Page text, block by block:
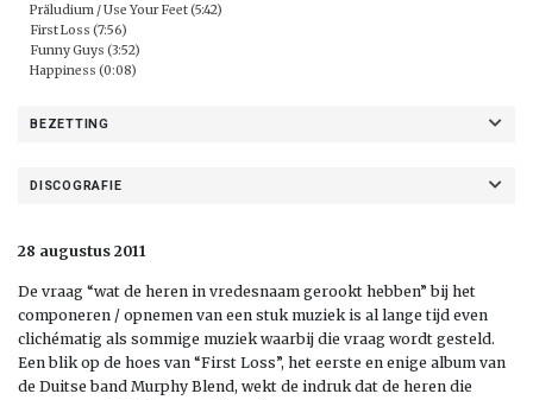
Präludium / Use Your Feet (5:42)
First Loss (7:56)
Funny Guys (3:52)
Happiness (0:08)
BEZETTING
DISCOGRAFIE
28 augustus 2011
De vraag “wat de heren in vredesnaam gerookt hebben” bij het
componeren / opnemen van een stuk muziek is al lange tijd even
clichématig als sommige muziek waarbij die vraag wordt gesteld.
Een blik op de hoes van “First Loss”, het eerste en enige album van
de Duitse band Murphy Blend, wekt de indruk dat de heren die